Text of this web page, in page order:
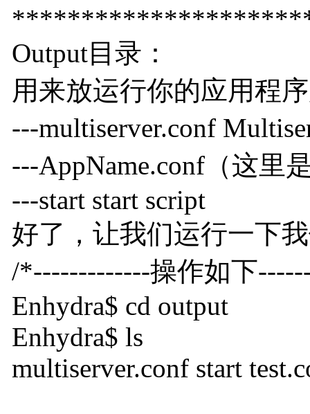
Output目录：
用来放运行你的应用程
---multiserver.conf
---AppName.conf（这里
---start start script
好了，让我们运行一下
/*-------------操作如下
Enhydra$ cd output
Enhydra$ ls
multiserver.conf start